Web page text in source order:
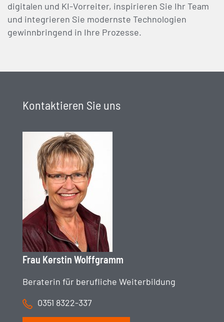
digitalen und KI-Vorreiter, inspirieren Sie Ihr Team
und integrieren Sie modernste Technologien
gewinnbringend in Ihre Prozesse.
Kontaktieren Sie uns
Frau Kerstin Wolffgramm
Beraterin für berufliche Weiterbildung
0351 8322-337